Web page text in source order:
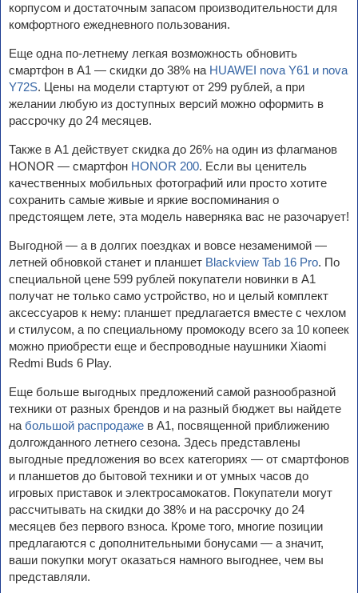
корпусом и достаточным запасом производительности для
комфортного ежедневного пользования.
Еще одна по-летнему легкая возможность обновить
смартфон в А1 — скидки до 38% на HUAWEI nova Y61 и nova
Y72S. Цены на модели стартуют от 299 рублей, а при
желании любую из доступных версий можно оформить в
рассрочку до 24 месяцев.
Также в А1 действует скидка до 26% на один из флагманов
HONOR — смартфон HONOR 200. Если вы ценитель
качественных мобильных фотографий или просто хотите
сохранить самые живые и яркие воспоминания о
предстоящем лете, эта модель наверняка вас не разочарует!
Выгодной — а в долгих поездках и вовсе незаменимой —
летней обновкой станет и планшет Blackview Tab 16 Pro. По
специальной цене 599 рублей покупатели новинки в А1
получат не только само устройство, но и целый комплект
аксессуаров к нему: планшет предлагается вместе с чехлом
и стилусом, а по специальному промокоду всего за 10 копеек
можно приобрести еще и беспроводные наушники Xiaomi
Redmi Buds 6 Play.
Еще больше выгодных предложений самой разнообразной
техники от разных брендов и на разный бюджет вы найдете
на большой распродаже в А1, посвященной приближению
долгожданного летнего сезона. Здесь представлены
выгодные предложения во всех категориях — от смартфонов
и планшетов до бытовой техники и от умных часов до
игровых приставок и электросамокатов. Покупатели могут
рассчитывать на скидки до 38% и на рассрочку до 24
месяцев без первого взноса. Кроме того, многие позиции
предлагаются с дополнительными бонусами — а значит,
ваши покупки могут оказаться намного выгоднее, чем вы
представляли.